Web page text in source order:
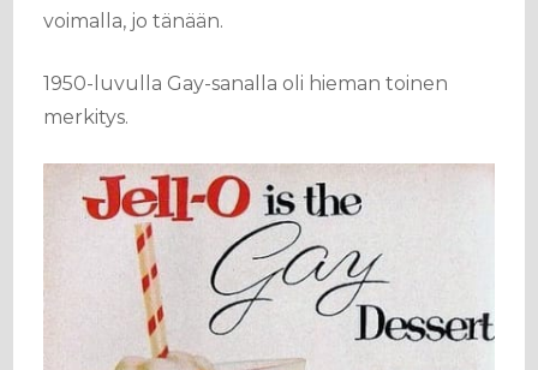
voimalla, jo tänään.
1950-luvulla Gay-sanalla oli hieman toinen
merkitys.